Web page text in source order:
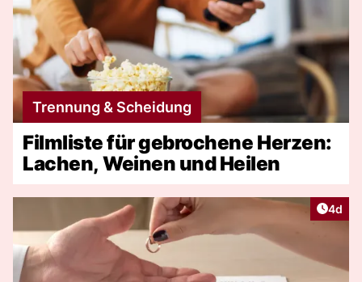
Trennung & Scheidung
Filmliste für gebrochene Herzen:
Lachen, Weinen und Heilen
4d